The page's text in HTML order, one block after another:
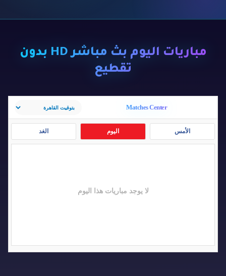
مباريات اليوم بث مباشر HD بدون
تقطيع
Matches Center
الأمس اليوم الغد
لا يوجد مباريات هذا اليوم